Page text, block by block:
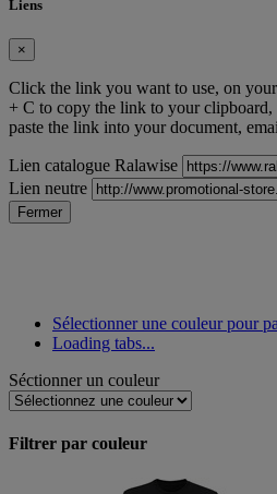
Liens
×
Click the link you want to use, on
+ C to copy the link to your
paste the link into your document,
Lien catalogue Ralawise
Lien neutre
Fermer
Sélectionner une couleur pour
Loading tabs...
Séctionner un couleur
Filtrer par couleur